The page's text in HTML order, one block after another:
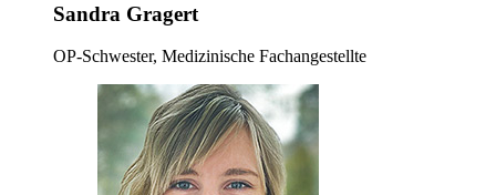
Sandra Gragert
OP-Schwester, Medizinische Fachangestellte